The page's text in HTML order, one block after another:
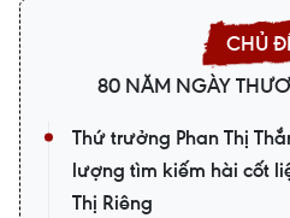
80 NĂM NGÀY
Thứ trưởng Phan Thị
lượng tìm kiếm hài cốt
Thị Riêng